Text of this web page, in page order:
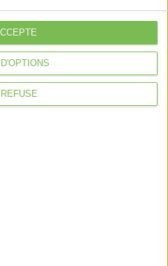
Je gère mon activité